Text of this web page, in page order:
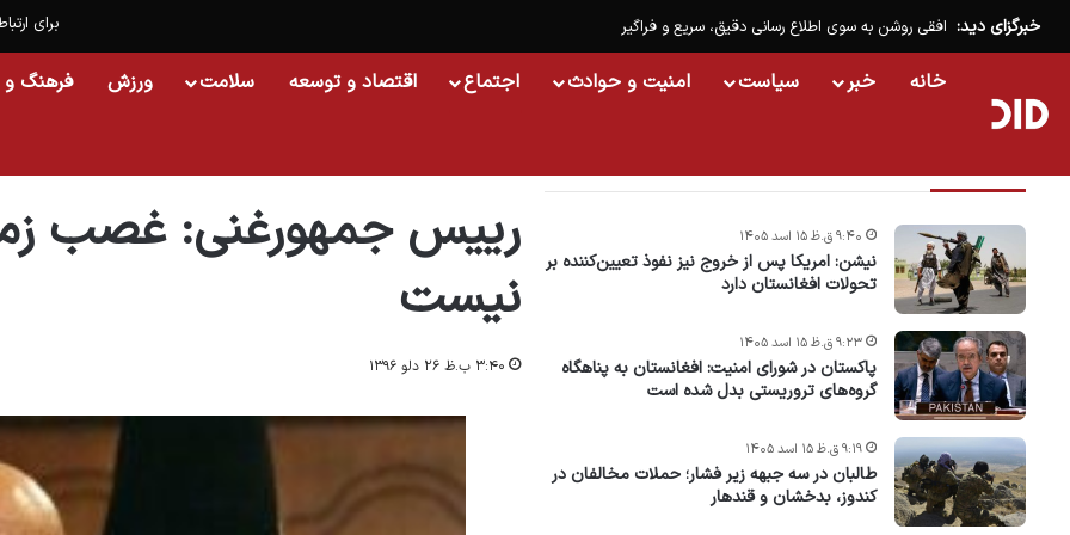
برای خبرگزای دید: افقی روشن به سوی اطلاع رسانی دقیق، سریع و فراگیر
خانه خبر سیاست امنیت و حوادث اجتماع اقتصاد و توسعه سلامت ورزش فرهنگ و
رییس جمهورغنی: غصب
نیست
۳:۴۰ ب.ظ ۲۶ دلو ۱۳۹۶
نیشن: امریکا پس از خروج نیز نفوذ تعیین‌کننده بر
تحولات افغانستان دارد
۹:۴۰ ق.ظ ۱۵ اسد ۱۴۰۵
پاکستان در شورای امنیت: افغانستان به پناهگاه
گروه‌های تروریستی بدل شده است
۹:۲۳ ق.ظ ۱۵ اسد ۱۴۰۵
طالبان در سه جبهه زیر فشار؛ حملات مخالفان در
کندوز، بدخشان و قندهار
۹:۱۹ ق.ظ ۱۵ اسد ۱۴۰۵